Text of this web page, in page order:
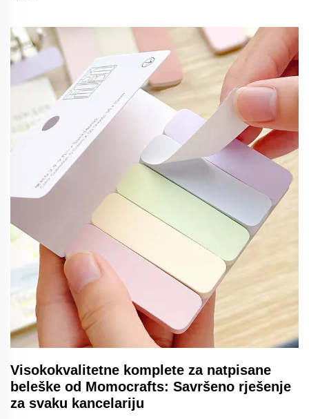
Visokokvalitetne komplete za natpisane
beleške od Momocrafts: Savršeno rješenje
za svaku kancelariju